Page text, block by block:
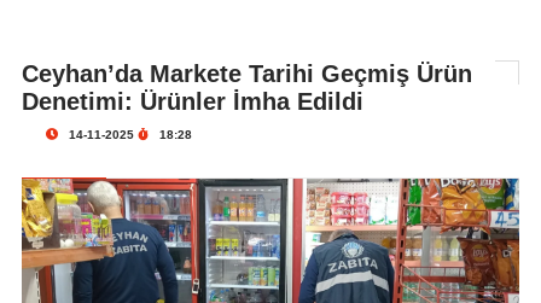
Ceyhan’da Markete Tarihi Geçmiş Ürün
Denetimi: Ürünler İmha Edildi
14-11-2025 18:28